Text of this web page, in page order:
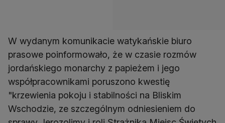
W wydanym komunikacie watykańskie biuro
prasowe poinformowało, że w czasie rozmów
jordańskiego monarchy z papieżem i jego
współpracownikami poruszono kwestię
"krzewienia pokoju i stabilności na Bliskim
Wschodzie, ze szczególnym odniesieniem do